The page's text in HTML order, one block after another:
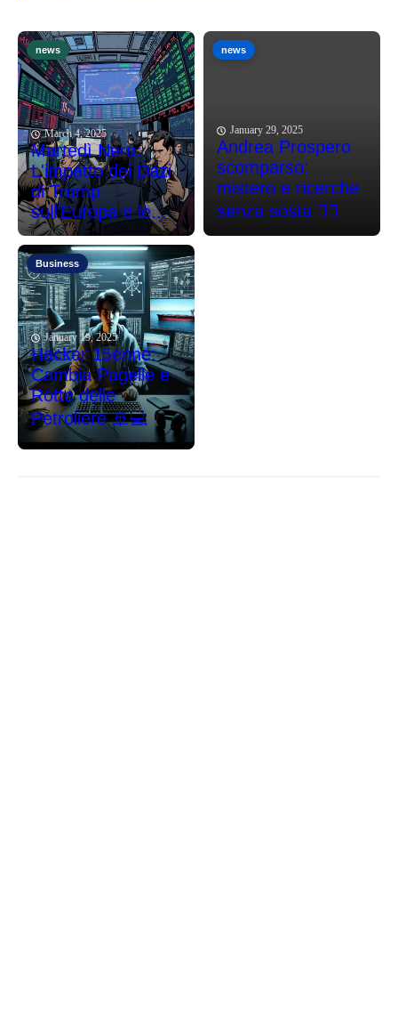
news
March 4, 2025
Martedì Nero:
L'impatto dei Dazi
di Trump
sull'Europa e le...
news
January 29, 2025
Andrea Prospero
scomparso:
mistero e ricerche
senza sosta 🕵️‍♂️
Business
January 19, 2025
Hacker 15enne:
Cambia Pagelle e
Rotte delle
Petroliere 🚢💻